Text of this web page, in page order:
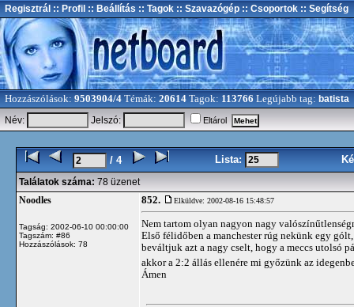
Regisztrál :: Profil :: Beállítás :: Tagok :: Szavazógép :: Csoportok :: Segítség
Hozzászólások: 9503904/4 Témák: 20614 Tagok: 113766 Legújabb tag: batista
Név:
Jelszó: Eltárol
/ 4 Lista:
Találatok száma: 78 üzenet
Noodles
Tagság: 2002-06-10 00:00:00
Tagszám: #86
Hozzászólások: 78
852. Elküldve: 2002-08-16 15:48:57
Nem tartom olyan nagyon nagy
Első félidőben a manchester rúg nekünk egy
beváltjuk azt a nagy cselt, hogy a meccs utolsó
akkor a 2:2 állás ellenére mi győzünk az
Ámen